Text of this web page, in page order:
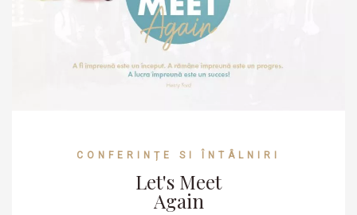
CONFERINȚE SI ÎNTÂLNIRI
Let's Meet
Again